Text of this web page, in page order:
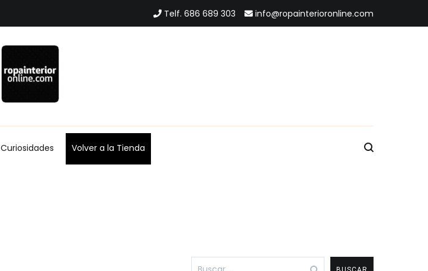
Telf. 686 689 303 info@ropainterioronline.com
Blog Ropa interior Online
Curiosidades Volver a la Tienda
Buscar: